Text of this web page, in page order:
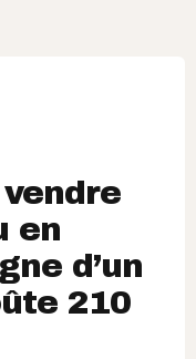
en
d’un
210